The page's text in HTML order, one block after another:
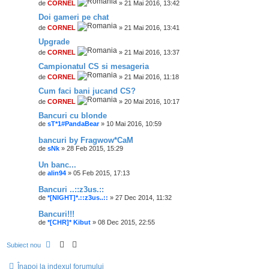
de CORNEL » 21 Mai 2016, 13:42
Doi gameri pe chat
de CORNEL » 21 Mai 2016, 13:41
Upgrade
de CORNEL » 21 Mai 2016, 13:37
Campionatul CS si mesageria
de CORNEL » 21 Mai 2016, 11:18
Cum faci bani jucand CS?
de CORNEL » 20 Mai 2016, 10:17
Bancuri cu blonde
de sT*1#PandaBear» 10 Mai 2016, 10:59
bancuri by Fragwow*CaM
de sNk » 28 Feb 2015, 15:29
Un banc...
de alin94 » 05 Feb 2015, 17:13
Bancuri ..::z3us.::
de *[NIGHT]*.::z3us..:: » 27 Dec 2014, 11:32
Bancuri!!!
de *[CHR]* Kibut » 08 Dec 2015, 22:55
Subiect nou
Înapoi la indexul forumului